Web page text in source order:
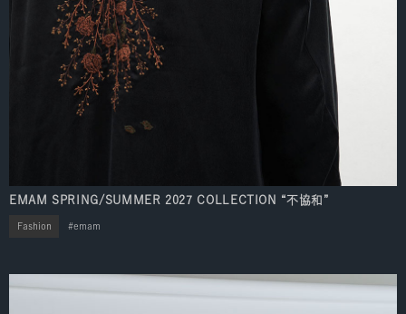
EMAM SPRING/SUMMER 2027 COLLECTION “不協和”
Fashion emam